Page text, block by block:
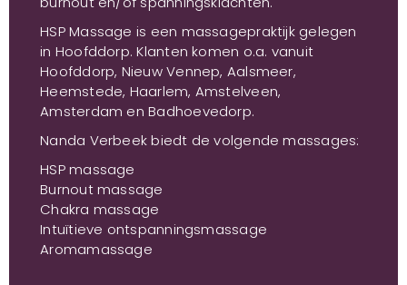
HSP Massage is een massagepraktijk gelegen
in Hoofddorp. Klanten komen o.a. vanuit
Hoofddorp, Nieuw Vennep, Aalsmeer,
Heemstede, Haarlem, Amstelveen,
Amsterdam en Badhoevedorp.
Nanda Verbeek biedt de volgende massages:
HSP massage
Burnout massage
Chakra massage
Intuïtieve ontspanningsmassage
Aromamassage